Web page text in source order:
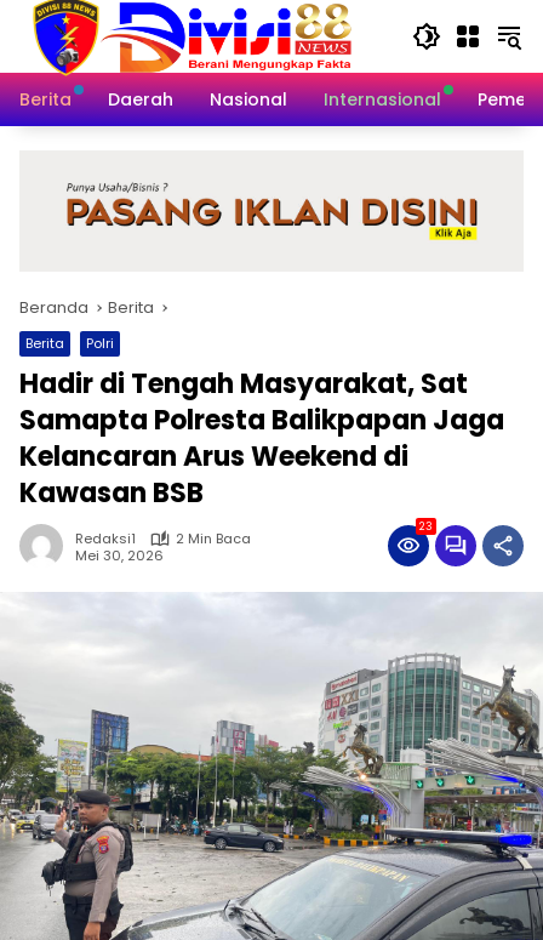
Langsung
konten
Berita
Daerah Nasional Internasional
Beranda Berita
Berita Polri
Hadir di Tengah Masyarakat, Sat
Samapta Polresta Balikpapan Jaga
Kelancaran Arus Weekend di
Kawasan BSB
Redaksi1
2 Min Baca
Mei 30, 2026
23